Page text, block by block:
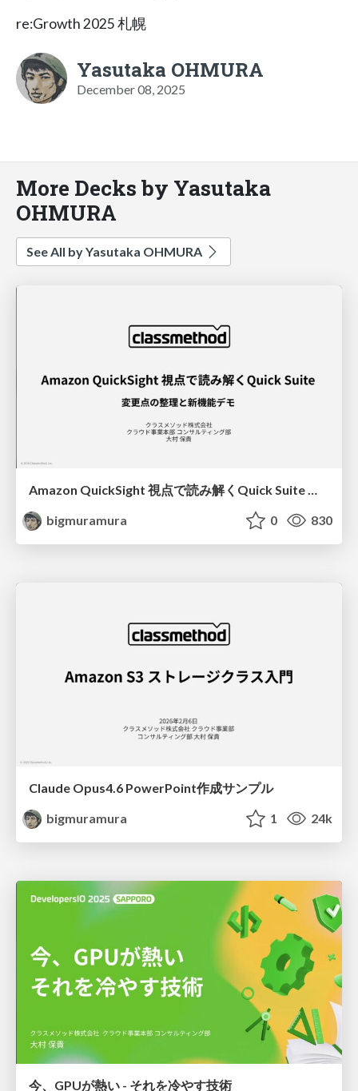
re:Growth 2025 札幌
Yasutaka OHMURA
December 08, 2025
More Decks by Yasutaka
OHMURA
See All by Yasutaka OHMURA
Amazon QuickSight 視点で読み解くQuick Suite ― 変更点の整理と新機能デモ
bigmuramura
0 830
Claude Opus4.6 PowerPoint作成サンプル
bigmuramura
1 24k
今、GPUが熱い - それを冷やす技術